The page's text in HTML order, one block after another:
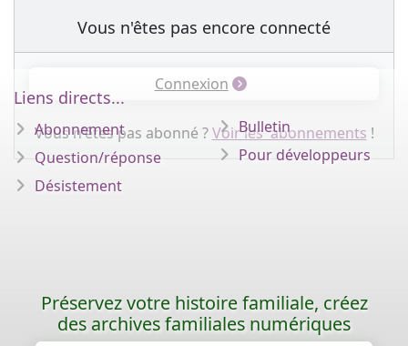
Vous n'êtes pas encore connecté
Connexion
Vous n'êtes pas abonné ?Voir les abonnements !
Liens directs...
Abonnement
Question/réponse
Désistement
Bulletin
Pour développeurs
Préservez votre histoire familiale, créez
des archives familiales numériques